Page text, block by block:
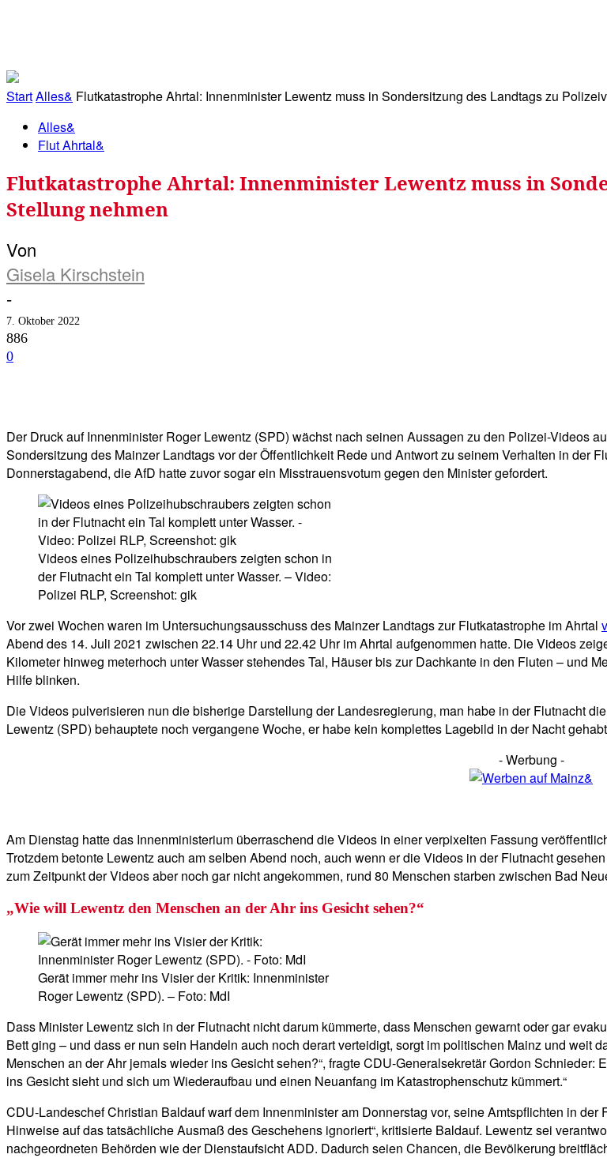
StartAlles& Flutkatastrophe Ahrtal: Innenminister Lewentz muss in Sondersitzung des Landtags zu
Alles&
Flut Ahrtal&
Flutkatastrophe Ahrtal: Innenminister Lewentz muss in
Stellung nehmen
Von
Gisela Kirschstein
-
7. Oktober 2022
886
0
Der Druck auf Innenminister Roger Lewentz (SPD) wächst nach seinen Aussagen zu den Polizei-Videos
Sondersitzung des Mainzer Landtags vor der Öffentlichkeit Rede und Antwort zu seinem Verhalten in der
Donnerstagabend, die AfD hatte zuvor sogar ein Misstrauensvotum gegen den Minister gefordert.
Videos eines Polizeihubschraubers zeigten schon in
der Flutnacht ein Tal komplett unter Wasser. – Video:
Polizei RLP, Screenshot: gik
Vor zwei Wochen waren im Untersuchungsausschuss des Mainzer Landtags zur Flutkatastrophe im Ahrtal
Abend des 14. Juli 2021 zwischen 22.14 Uhr und 22.42 Uhr im Ahrtal aufgenommen hatte. Die Videos
Kilometer hinweg meterhoch unter Wasser stehendes Tal, Häuser bis zur Dachkante in den Fluten – und
Hilfe blinken.
Die Videos pulverisieren nun die bisherige Darstellung der Landesregierung, man habe in der Flutnacht
Lewentz (SPD) behauptete noch vergangene Woche, er habe kein komplettes Lagebild in der Nacht
- Werbung -
Am Dienstag hatte das Innenministerium überraschend die Videos in einer verpixelten Fassung
Trotzdem betonte Lewentz auch am selben Abend noch, auch wenn er die Videos in der Flutnacht
zum Zeitpunkt der Videos aber noch gar nicht angekommen, rund 80 Menschen starben zwischen Bad
„Wie will Lewentz den Menschen an der Ahr ins Gesicht sehen?“
Gerät immer mehr ins Visier der Kritik: Innenminister
Roger Lewentz (SPD). – Foto: MdI
Dass Minister Lewentz sich in der Flutnacht nicht darum kümmerte, dass Menschen gewarnt oder gar
Bett ging – und dass er nun sein Handeln auch noch derart verteidigt, sorgt im politischen Mainz und weit
Menschen an der Ahr jemals wieder ins Gesicht sehen?“, fragte CDU-Generalsekretär Gordon
ins Gesicht sieht und sich um Wiederaufbau und einen Neuanfang im Katastrophenschutz kümmert.“
CDU-Landeschef Christian Baldauf warf dem Innenminister am Donnerstag vor, seine Amtspflichten in
Hinweise auf das tatsächliche Ausmaß des Geschehens ignoriert“, kritisierte Baldauf. Lewentz sei
nachgeordneten Behörden wie der Dienstaufsicht ADD. Dadurch seien Chancen, die Bevölkerung